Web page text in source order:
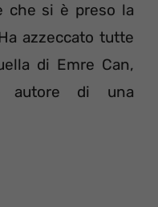
che si è preso la
azzeccato tutte
di Emre Can,
autore di una